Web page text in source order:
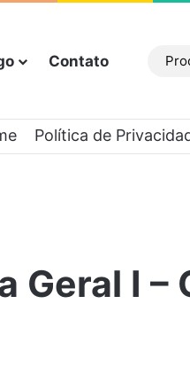
Contato Barra
Política de
Geral I –